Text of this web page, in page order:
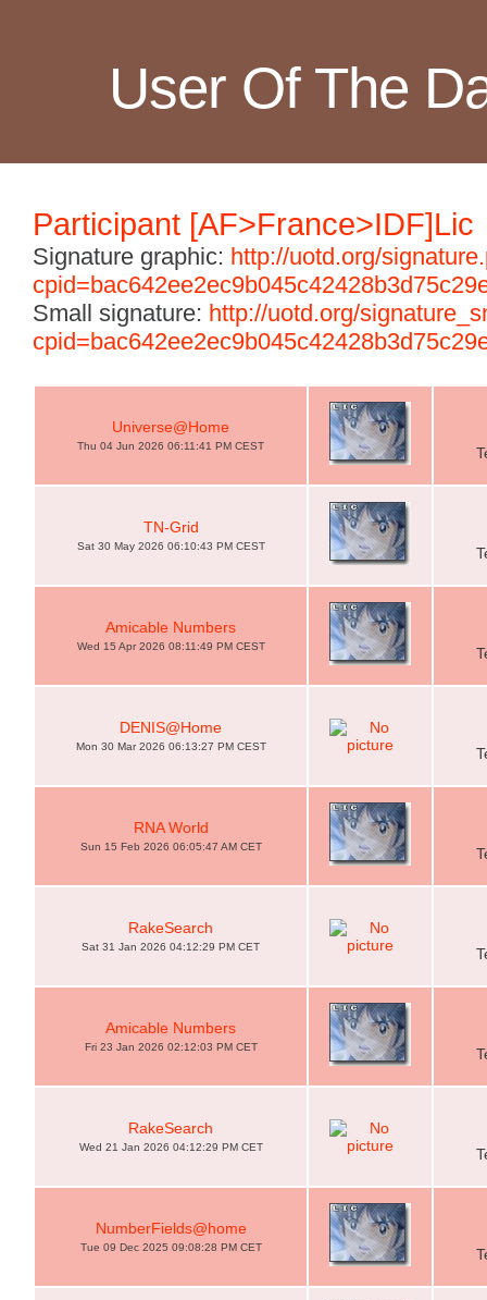
User Of The
Participant [AF>France>IDF]Lic
Signature graphic: http://uotd.org/
Small signature: http://uotd.org/
Universe@Home
Thu 04 Jun 2026 06:11:41 PM CEST
TN-Grid
Sat 30 May 2026 06:10:43 PM CEST
Amicable Numbers
Wed 15 Apr 2026 08:11:49 PM CEST
DENIS@Home
Mon 30 Mar 2026 06:13:27 PM CEST
RNA World
Sun 15 Feb 2026 06:05:47 AM CET
RakeSearch
Sat 31 Jan 2026 04:12:29 PM CET
Amicable Numbers
Fri 23 Jan 2026 02:12:03 PM CET
RakeSearch
Wed 21 Jan 2026 04:12:29 PM CET
NumberFields@home
Tue 09 Dec 2025 09:08:28 PM CET